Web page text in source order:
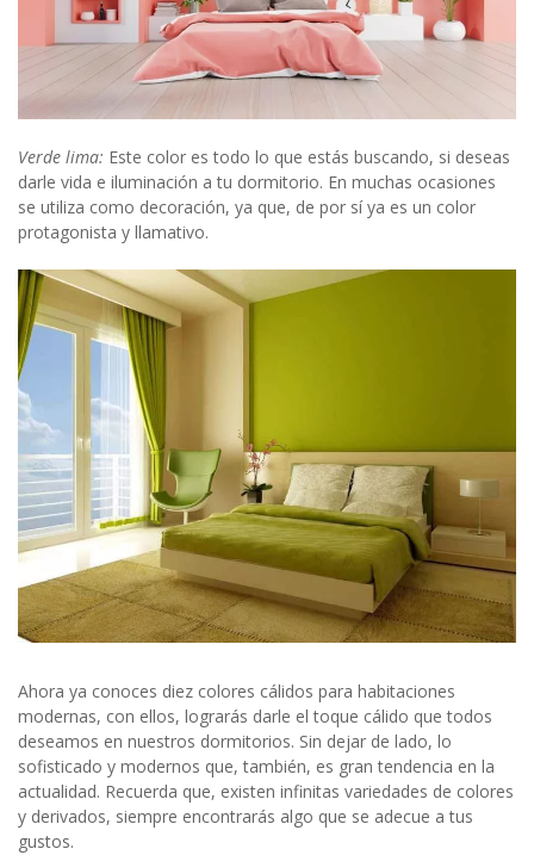
Verde lima: Este color es todo lo que estás buscando, si deseas
darle vida e iluminación a tu dormitorio. En muchas ocasiones
se utiliza como decoración, ya que, de por sí ya es un color
protagonista y llamativo.
Ahora ya conoces diez colores cálidos para habitaciones
modernas, con ellos, lograrás darle el toque cálido que todos
deseamos en nuestros dormitorios. Sin dejar de lado, lo
sofisticado y modernos que, también, es gran tendencia en la
actualidad. Recuerda que, existen infinitas variedades de colores
y derivados, siempre encontrarás algo que se adecue a tus
gustos.